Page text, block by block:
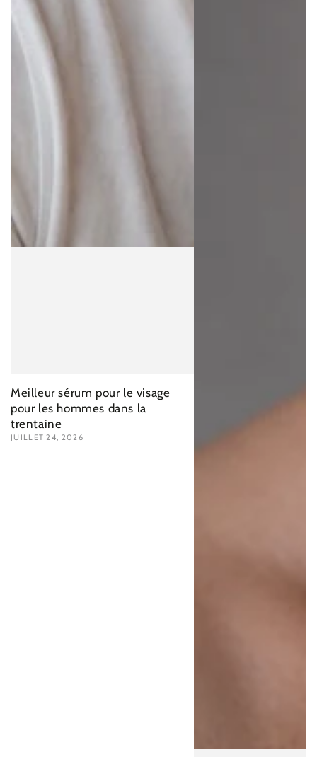
Meilleur sérum pour le visage
pour les hommes dans la
trentaine
JUILLET 24, 2026